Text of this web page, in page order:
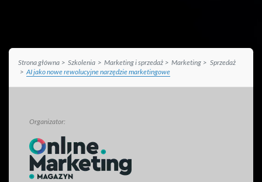
Strona główna Szkolenia Marketing i sprzedaż Marketing
Sprzedaż
AI jako nowe rewolucyjne narzędzie marketingowe
Organizator: